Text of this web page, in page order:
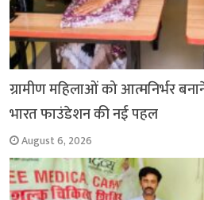
ग्रामीण महिलाओं को आत्मनिर्भर
भारत फाउंडेशन की नई पहल
August 6, 2026